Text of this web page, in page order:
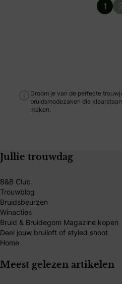
1 2
Droom je van de perfecte
bruidsmodezaken die
maken.
Jullie trouwdag
B&B Club
Trouwblog
Bruidsbeurzen
Winacties
Bruid & Bruidegom Magazine kopen
Deel jouw bruiloft of styled shoot
Home
Meest gelezen artikelen